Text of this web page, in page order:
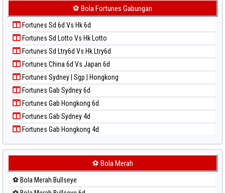
Paito Warna Sydney Lotto
Paito Warna Sydney Pools 6d
Paito Warna Taipei
Paito Warna Taiwan
Paito Harian Korea
Paito Harian Kuda Lari
Paito Harian Magnum Cambodia
Paito Harian Nagoya
Paito Harian New York Midday
Paito Harian North Carolina Day
Paito Harian Pcso
Paito Harian Pennsylvania Day
Paito Harian Sao Paulo
Paito Harian Singapore
Paito Harian Sydney
Paito Harian Sydney Lottery
Paito Harian Sydney Lottery 6d
Paito Harian Sydney Lotto
Paito Harian Sydney Pools 6d
⚽ Bola Fortunes Gabungan
Fortunes Sd 6d Vs Hk 6d
Fortunes Sd Lotto Vs Hk Lotto
Fortunes Sd Ltry6d Vs Hk Ltry6d
Fortunes China 6d Vs Japan 6d
Fortunes Sydney | Sgp | Hongkong
Fortunes Gab Sydney 6d
Fortunes Gab Hongkong 6d
Fortunes Gab Sydney 4d
Fortunes Gab Hongkong 4d
⚽ Bola Merah
⚽ Bola Merah Bullseye